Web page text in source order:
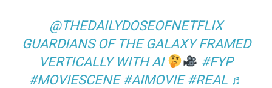
@THEDAILYDOSEOFNETFLIX
GUARDIANS OF THE GALAXY FRAMED
VERTICALLY WITH AI
#FYP
#MOVIESCENE #AIMOVIE #REAL ♬